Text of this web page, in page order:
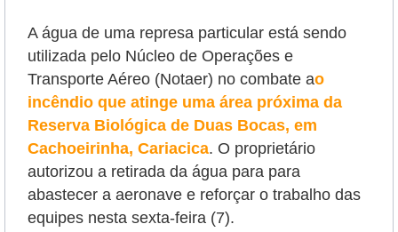
A água de uma represa particular está sendo
utilizada pelo Núcleo de Operações e
Transporte Aéreo (Notaer) no combate ao
incêndio que atinge uma área próxima da
Reserva Biológica de Duas Bocas, em
Cachoeirinha, Cariacica. O proprietário
autorizou a retirada da água para para
abastecer a aeronave e reforçar o trabalho das
equipes nesta sexta-feira (7).